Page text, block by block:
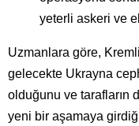
yeterli askeri ve
Uzmanlara göre,
gelecekte Ukrayna
olduğunu ve tarafların
yeni bir aşamaya